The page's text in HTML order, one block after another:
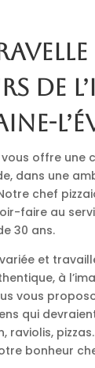
de
offre une
dans une
chef
faire au
30 ans.
et
à
vous
qui
raviolis,
bonheur